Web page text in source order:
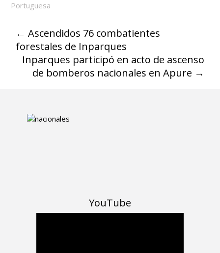
Portuguesa
← Ascendidos 76 combatientes
forestales de Inparques
Inparques participó en acto de ascenso
de bomberos nacionales en Apure →
YouTube